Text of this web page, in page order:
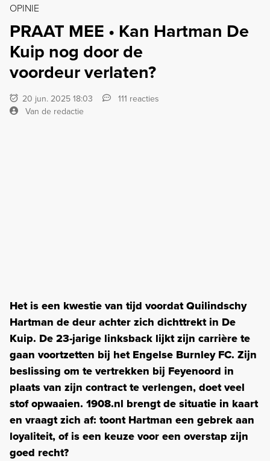
OPINIE
PRAAT MEE • Kan Hartman De
Kuip nog door de
voordeur verlaten?
20 jun. 2025 18:03
111 reacties
Van de redactie
Het is een kwestie van tijd voordat Quilindschy
Hartman de deur achter zich dichttrekt in De
Kuip. De 23-jarige linksback lijkt zijn carrière te
gaan voortzetten bij het Engelse Burnley FC. Zijn
beslissing om te vertrekken bij Feyenoord in
plaats van zijn contract te verlengen, doet veel
stof opwaaien. 1908.nl brengt de situatie in kaart
en vraagt zich af: toont Hartman een gebrek aan
loyaliteit, of is een keuze voor een overstap zijn
goed recht?